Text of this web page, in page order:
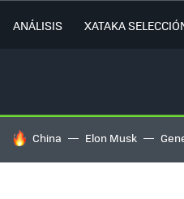
ANÁLISIS XATAKA
HOY SE HABLA DE
China Elon Musk